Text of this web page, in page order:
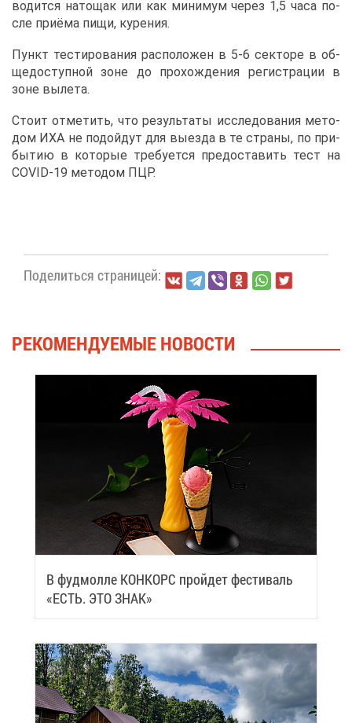
во­дит­ся на­то­щак или как ми­ни­мум че­рез 1,5 ча­са по­
сле при­ё­ма пи­щи, ку­ре­ния.
Пункт те­сти­ро­ва­ния рас­по­ло­жен в 5-6 сек­то­ре в об­
ще­до­ступ­ной зоне до про­хож­де­ния ре­ги­стра­ции в
зоне вы­ле­та.
Сто­ит от­ме­тить, что ре­зуль­та­ты ис­сле­до­ва­ния ме­то­
дом ИХА не по­дой­дут для вы­ез­да в те стра­ны, по при­
бы­тию в ко­то­рые тре­бу­ет­ся предо­ста­вить тест на
COVID-19 ме­то­дом ПЦР.
По­де­лить­ся стра­ни­цей:
РЕ­КО­МЕН­ДУ­Е­МЫЕ НО­ВО­СТИ
В фуд­мол­ле КОН­КОРС прой­дет фе­сти­валь
«ЕСТЬ. ЭТО ЗНАК»